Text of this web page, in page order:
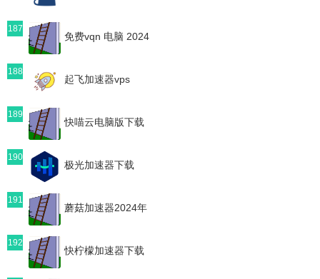
187
免费vqn 电脑 2024
188
起飞加速器vps
189
快喵云电脑版下载
190
极光加速器下载
191
蘑菇加速器2024年
192
快柠檬加速器下载